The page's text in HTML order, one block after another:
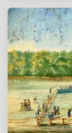
которые
Свое
«Звездный
Галилей
ученым